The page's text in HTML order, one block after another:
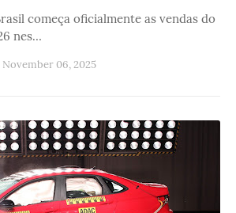
começa oficialmente as vendas do
nes…
November 06, 2025